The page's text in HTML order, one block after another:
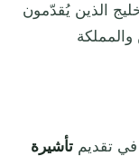
الذين يُقدّمون
في تقديم تأشيرة